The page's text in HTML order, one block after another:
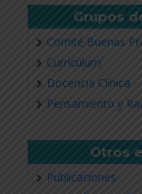
Grupos
Comité Buenas
Currículum
Docencia Clínica
Pensamiento y
Otros
Publicaciones